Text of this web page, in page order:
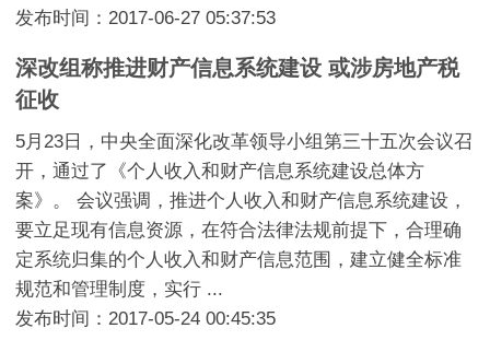
发布时间：2017-06-27 05:37:53
深改组称推进财产信息系统建设 或涉房地产税
征收
5月23日，中央全面深化改革领导小组第三十五次会议召
开，通过了《个人收入和财产信息系统建设总体方
案》。 会议强调，推进个人收入和财产信息系统建设，
要立足现有信息资源，在符合法律法规前提下，合理确
定系统归集的个人收入和财产信息范围，建立健全标准
规范和管理制度，实行 ...
发布时间：2017-05-24 00:45:35